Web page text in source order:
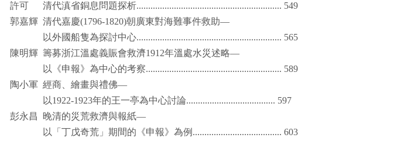
許可
清代滇省銅息問題探析.............................................................. 549
郭嘉輝 清代嘉慶(1796-1820)朝廣東對海難事件救助—
以外國船隻為探討中心.............................................................. 565
陳明輝 籌募浙江溫處義賑會救濟1912年溫處水災述略—
以《申報》為中心的考察.......................................................... 589
陶小軍 經商、繪畫與禮佛—
以1922-1923年的王一亭為中心討論...................................... 597
彭永昌
晚清的災荒救濟與報紙—
以「丁戊奇荒」期間的《申報》為例 ...................................... 603